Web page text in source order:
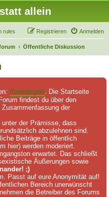
allein
rules Anmelden
Registrieren
Öffentliche Diskussion
/forenregeln. Die Startseite
findest du über den
der
der Prämisse, dass
abzulehnen sind.
Beiträge in öffentlich
hier) werden moderiert.
erwartet. Das schließt
Äußerungen sowie
;)
Passt auf eure Anonymität auf!
Bereich unerwünscht
die Betreiber des Forums